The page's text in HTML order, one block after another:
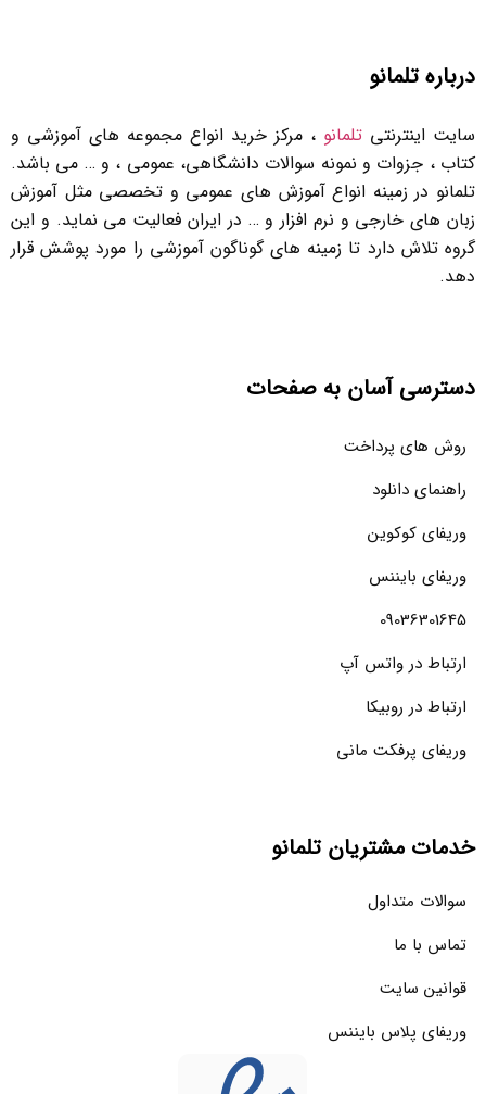
درباره تلمانو
سایت اینترنتی تلمانو ، مرکز خرید انواع مجموعه های آموزشی و
کتاب ، جزوات و نمونه سوالات دانشگاهی، عمومی ، و … می باشد.
تلمانو در زمینه انواع آموزش های عمومی و تخصصی مثل آموزش
زبان های خارجی و نرم افزار و … در ایران فعالیت می نماید. و این
گروه تلاش دارد تا زمینه های گوناگون آموزشی را مورد پوشش قرار
دهد.
دسترسی آسان به صفحات
روش های پرداخت
راهنمای دانلود
وریفای کوکوین
وریفای بایننس
09036301645
ارتباط در واتس آپ
ارتباط در روبیکا
وریفای پرفکت مانی
خدمات مشتریان تلمانو
سوالات متداول
تماس با ما
قوانین سایت
وریفای پلاس بایننس